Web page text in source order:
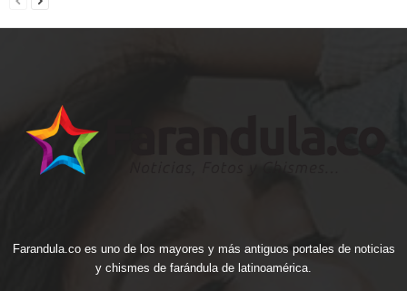
Farandula.co es uno de los mayores y más antiguos portales de noticias
y chismes de farándula de latinoamérica.